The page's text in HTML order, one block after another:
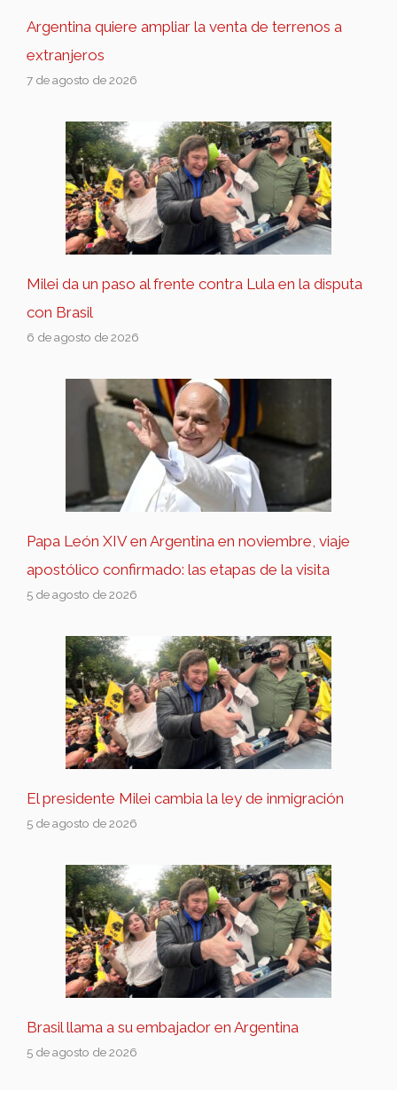
Argentina quiere ampliar la venta de terrenos a
extranjeros
7 de agosto de 2026
Milei da un paso al frente contra Lula en la disputa
con Brasil
6 de agosto de 2026
Papa León XIV en Argentina en noviembre, viaje
apostólico confirmado: las etapas de la visita
5 de agosto de 2026
El presidente Milei cambia la ley de inmigración
5 de agosto de 2026
Brasil llama a su embajador en Argentina
5 de agosto de 2026